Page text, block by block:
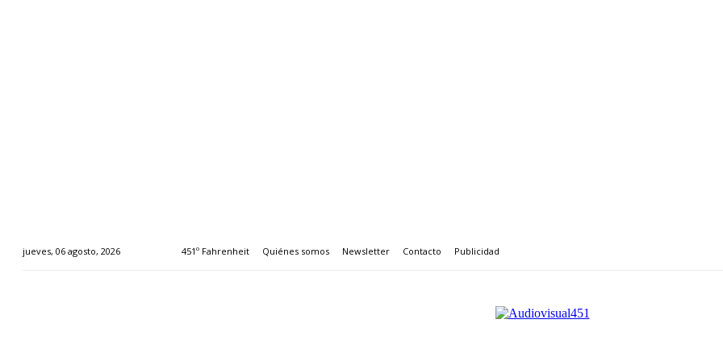
jueves, 06 agosto, 2026 451º Fahrenheit Quiénes somos Newsletter Contacto Publicidad